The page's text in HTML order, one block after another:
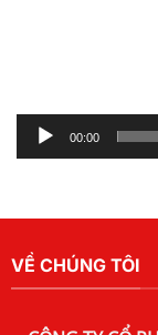
00:00
VỀ CHÚNG TÔI